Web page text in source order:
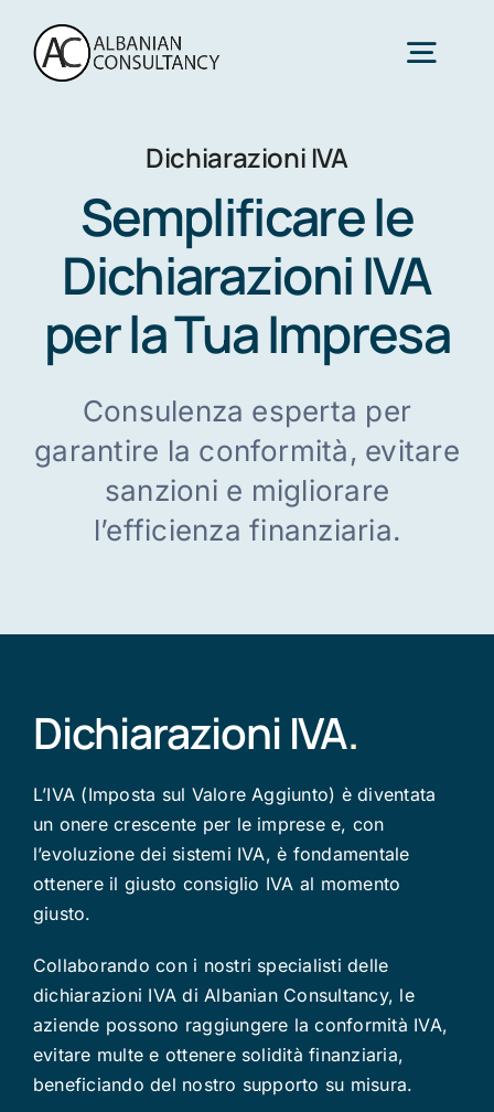
content
Home
Servizi
Settori
Contattaci
Dichiarazioni IVA
Semplificare le
Dichiarazioni IVA
per la Tua Impresa
Consulenza esperta per
garantire la conformità, evitare
sanzioni e migliorare
l’efficienza finanziaria.
Dichiarazioni IVA.
L’IVA (Imposta sul Valore Aggiunto) è diventata
un onere crescente per le imprese e, con
l’evoluzione dei sistemi IVA, è fondamentale
ottenere il giusto consiglio IVA al momento
giusto.
Collaborando con i nostri specialisti delle
dichiarazioni IVA di Albanian Consultancy, le
aziende possono raggiungere la conformità IVA,
evitare multe e ottenere solidità finanziaria,
beneficiando del nostro supporto su misura.